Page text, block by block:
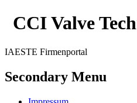
CCI Valve
IAESTE Firmenportal
Secondary Menu